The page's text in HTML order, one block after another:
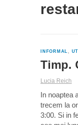
INFORMAL
Timp.
Lucia Reich
In noaptea
trecem la
3:00. Si in